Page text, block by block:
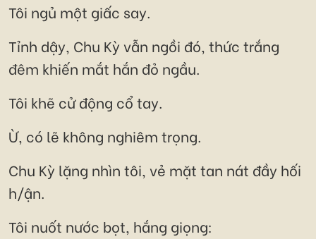
Tôi ngủ một giấc say.
Tỉnh dậy, Chu Kỳ vẫn ngồi đó, thức trắng
đêm khiến mắt hắn đỏ ngầu.
Tôi khẽ cử động cổ tay.
Ừ, có lẽ không nghiêm trọng.
Chu Kỳ lặng nhìn tôi, vẻ mặt tan nát đầy hối
h/ận.
Tôi nuốt nước bọt, hắng giọng: